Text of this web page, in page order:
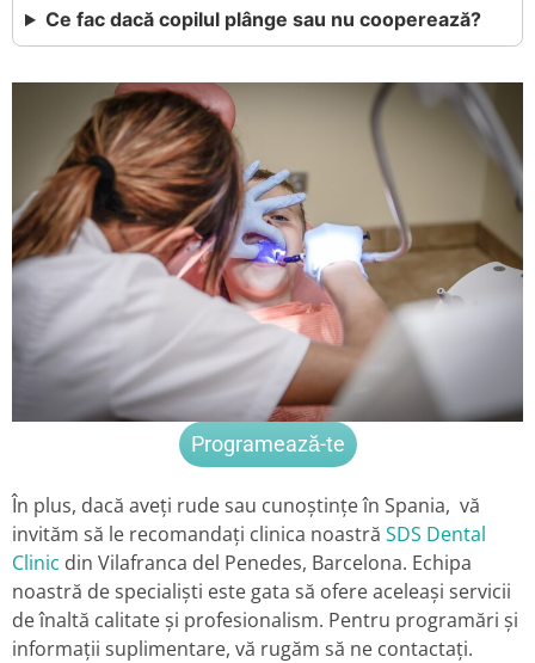
Ce fac dacă copilul plânge sau nu cooperează?
Programează-te
În plus, dacă aveți rude sau cunoștințe în Spania, vă
invităm să le recomandați clinica noastră SDS Dental
Clinic din Vilafranca del Penedes, Barcelona. Echipa
noastră de specialiști este gata să ofere aceleași servicii
de înaltă calitate și profesionalism. Pentru programări și
informații suplimentare, vă rugăm să ne contactați.